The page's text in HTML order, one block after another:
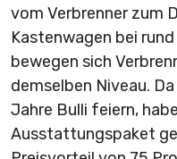
vom Verbrenner zum
Kastenwagen bei
bewegen sich
demselben Niveau.
Jahre Bulli feiern,
Ausstattungspaket